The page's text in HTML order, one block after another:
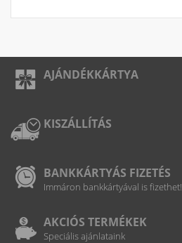
AJÁNDÉKKÁRTYA
KISZÁLLÍTÁS
BANKKÁRTYÁS FIZETÉS
Immáron bankkártyával is fizethet!
AKCIÓS TERMÉKEK
Speciális ajánlataink